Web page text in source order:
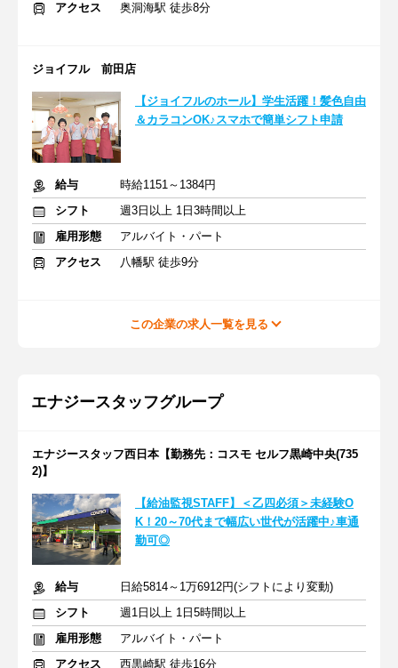
アクセス
奥洞海駅 徒歩8分
ジョイフル 前田店
【ジョイフルのホール】学生活躍！髪色自由
＆カラコンOK♪スマホで簡単シフト申請
給与
時給1151～1384円
シフト
週3日以上 1日3時間以上
雇用形態
アルバイト・パート
アクセス
八幡駅 徒歩9分
この企業の求人一覧を見る
エナジースタッフグループ
エナジースタッフ西日本【勤務先：コスモ セルフ黒崎中央(735
2)】
【給油監視STAFF】＜乙四必須＞未経験O
K！20～70代まで幅広い世代が活躍中♪車通
勤可◎
給与
日給5814～1万6912円(シフトにより変動)
シフト
週1日以上 1日5時間以上
雇用形態
アルバイト・パート
アクセス
西黒崎駅 徒歩16分